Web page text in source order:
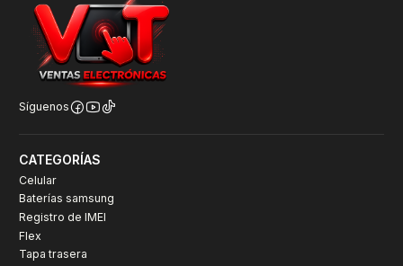
Síguenos
CATEGORÍAS
Celular
Baterías samsung
Registro de IMEI
Flex
Tapa trasera